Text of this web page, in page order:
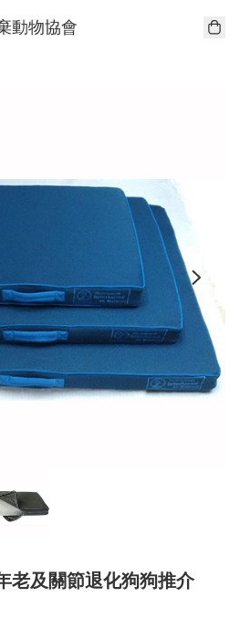
動物協會
老及關節退化狗狗推介